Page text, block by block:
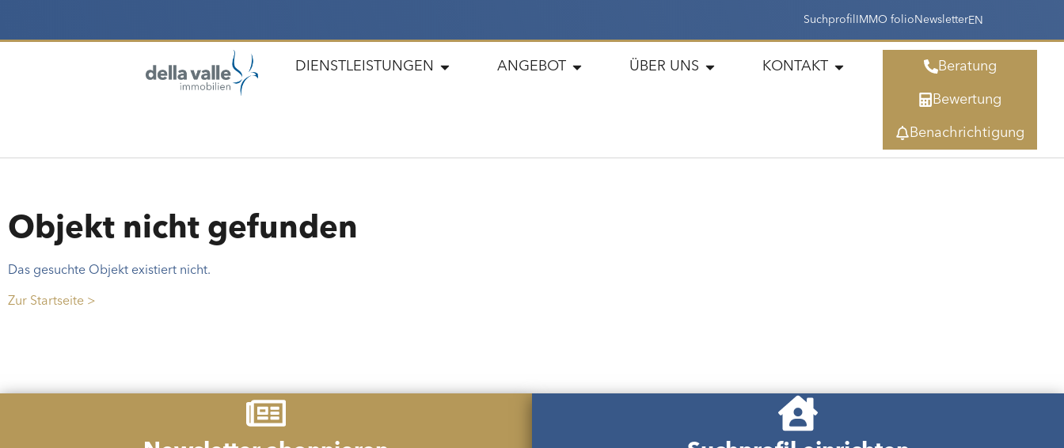
Suchprofil IMMO folio NewsletterEN
DIENSTLEISTUNGEN ANGEBOT ÜBER UNS KONTAKT Beratung
Bewertung
Benachrichtigung
Objekt nicht gefunden
Das gesuchte Objekt existiert nicht.
Zur Startseite >